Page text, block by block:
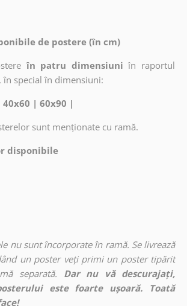
de postere (în cm)
în patru dimensiuni în raportul
special în dimensiuni:
| 60x90 |
sunt menționate cu ramă.
disponibile
nu sunt încorporate în ramă. Se livrează
un poster veți primi un poster tipărit
separată.
Dar nu vă descurajați,
este foarte ușoară. Toată